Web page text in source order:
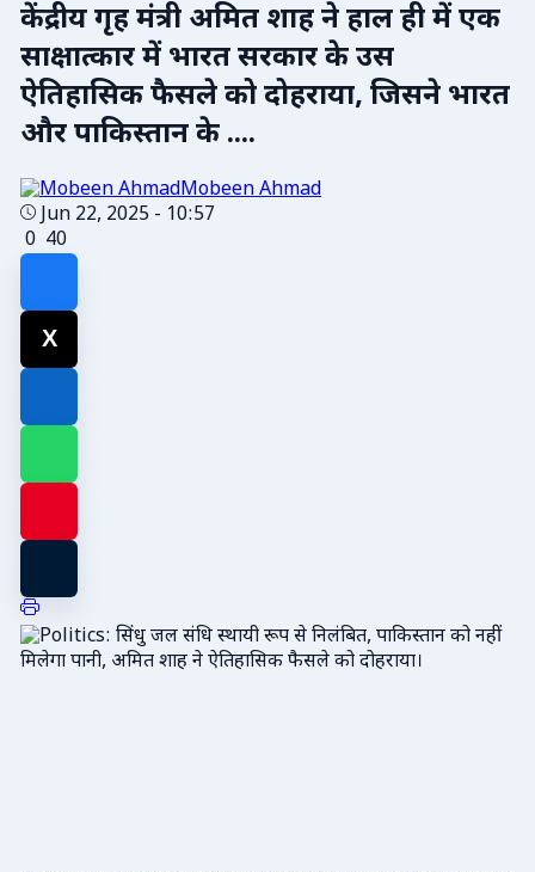
केंद्रीय गृह मंत्री अमित शाह ने हाल ही में एक
साक्षात्कार में भारत सरकार के उस
ऐतिहासिक फैसले को दोहराया, जिसने भारत
और पाकिस्तान के ....
Mobeen Ahmad
Jun 22, 2025 - 10:57
0 40